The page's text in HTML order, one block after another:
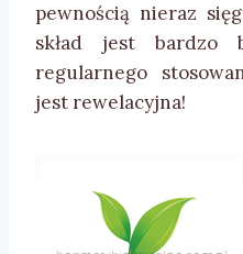
pewnością nieraz
skład jest bardzo
regularnego
jest rewelacyjna!